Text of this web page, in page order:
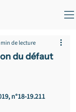
du défaut
de lecture
n°18-19.211